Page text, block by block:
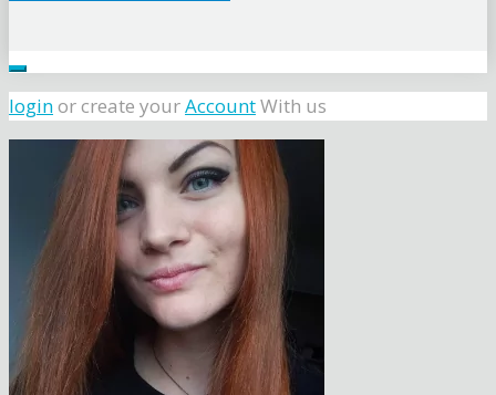
loginor create yourAccountWith us